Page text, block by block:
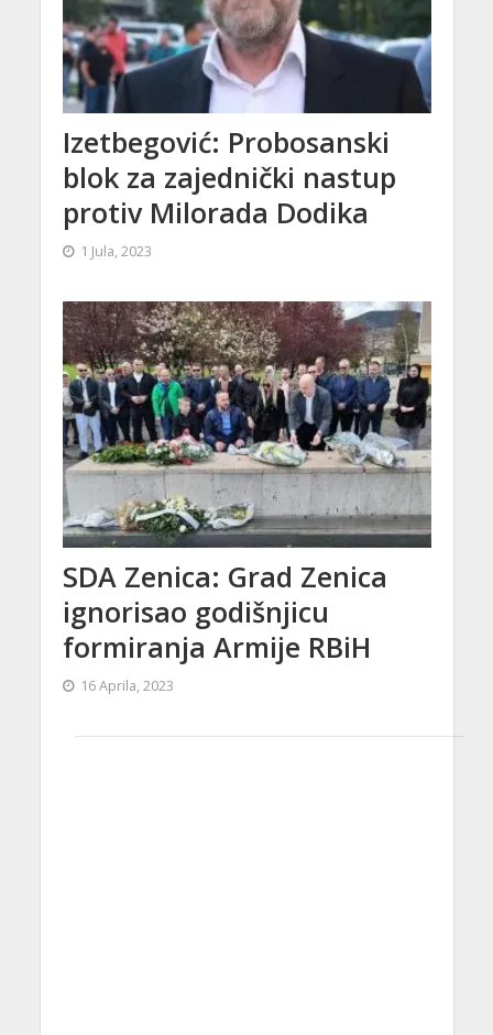
Izetbegović: Probosanski
blok za zajednički nastup
protiv Milorada Dodika
1 Jula, 2023
SDA Zenica: Grad Zenica
ignorisao godišnjicu
formiranja Armije RBiH
16 Aprila, 2023